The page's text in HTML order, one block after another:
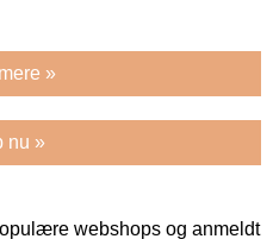
»
nu »
webshops og anmeldt